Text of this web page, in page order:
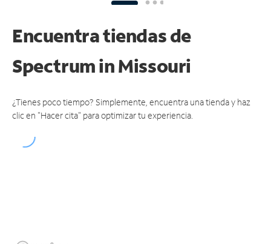
Encuentra tiendas de
Spectrumin Missouri
¿Tienes poco tiempo? Simplemente, encuentra una tienda y haz
clic en "Hacer cita" para optimizar tu experiencia.